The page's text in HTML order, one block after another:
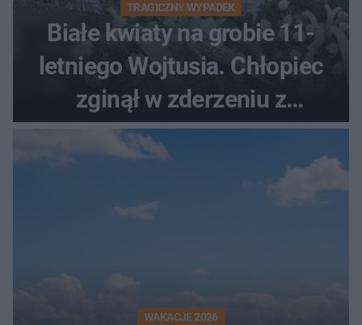
TRAGICZNY WYPADEK
Białe kwiaty na grobie 11-
letniego Wojtusia. Chłopiec
zginął w zderzeniu z
kombajnem
WAKACJE 2026